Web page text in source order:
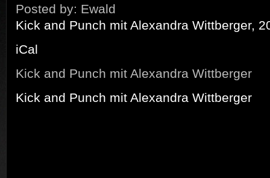
Posted by: Ewald
Kick and Punch mit Alexandra Wittberger,
iCal
Kick and Punch mit Alexandra Wittberger
Kick and Punch mit Alexandra Wittberger